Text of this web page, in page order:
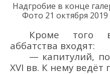
Надгробие в конце
Фото 21 октября
Кроме того
аббатства входят:
— капитулий,
XVI вв. К нему ведёт